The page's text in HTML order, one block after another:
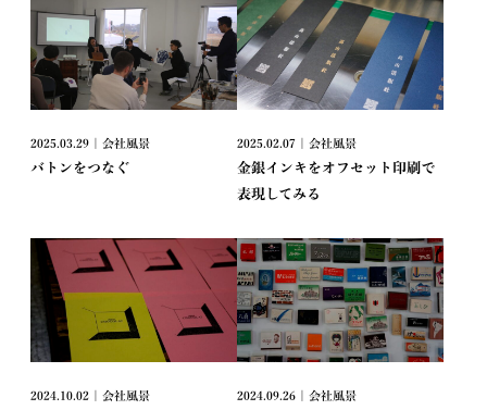
2025.03.29 | 会社風景
バトンをつなぐ
2025.02.07 | 会社風景
金銀インキをオフセット印刷で
表現してみる
2024.10.02 | 会社風景 2024.09.26 | 会社風景